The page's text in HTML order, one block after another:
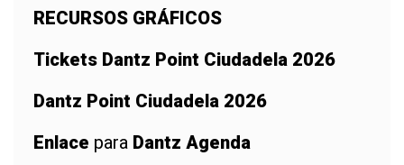
RECURSOS GRÁFICOS
Tickets Dantz Point Ciudadela 2026
Dantz Point Ciudadela 2026
Enlace para Dantz Agenda